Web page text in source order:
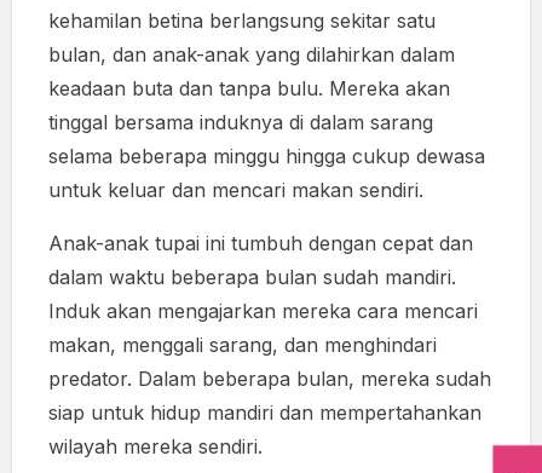
kehamilan betina berlangsung sekitar satu
bulan, dan anak-anak yang dilahirkan dalam
keadaan buta dan tanpa bulu. Mereka akan
tinggal bersama induknya di dalam sarang
selama beberapa minggu hingga cukup dewasa
untuk keluar dan mencari makan sendiri.
Anak-anak tupai ini tumbuh dengan cepat dan
dalam waktu beberapa bulan sudah mandiri.
Induk akan mengajarkan mereka cara mencari
makan, menggali sarang, dan menghindari
predator. Dalam beberapa bulan, mereka sudah
siap untuk hidup mandiri dan mempertahankan
wilayah mereka sendiri.